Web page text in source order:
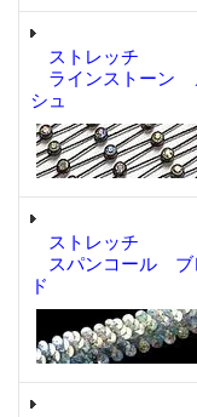
ストレッチ
ラインストーン
シュ
ストレッチ
スパンコール ブ
ド